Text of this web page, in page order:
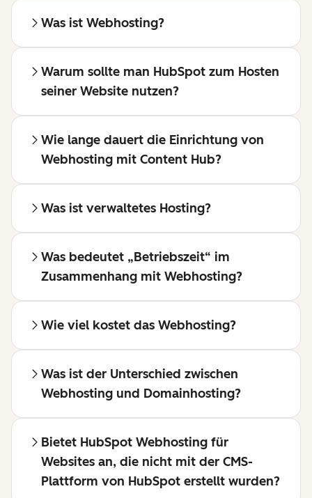
Was ist Webhosting?
Warum sollte man HubSpot zum Hosten
seiner Website nutzen?
Wie lange dauert die Einrichtung von
Webhosting mit Content Hub?
Was ist verwaltetes Hosting?
Was bedeutet „Betriebszeit“ im
Zusammenhang mit Webhosting?
Wie viel kostet das Webhosting?
Was ist der Unterschied zwischen
Webhosting und Domainhosting?
Bietet HubSpot Webhosting für
Websites an, die nicht mit der CMS-
Plattform von HubSpot erstellt wurden?